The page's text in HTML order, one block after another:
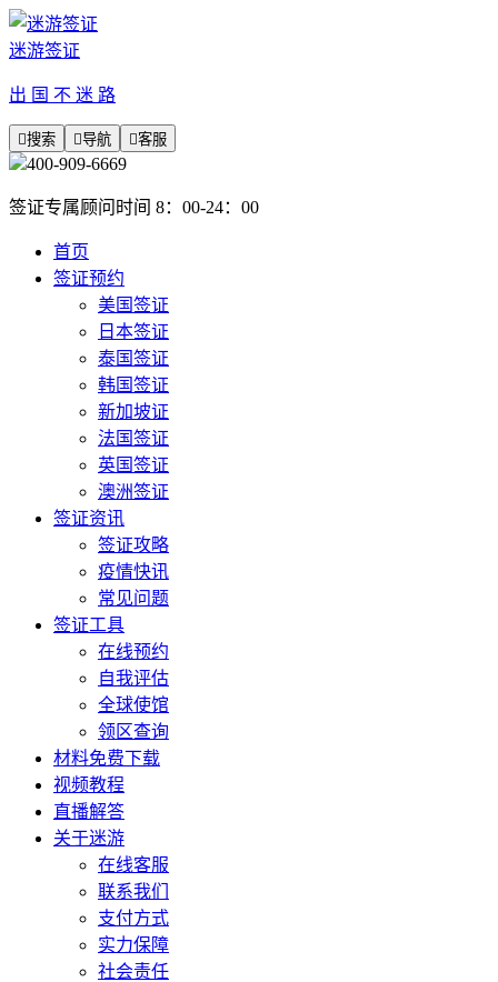
迷游签证
出 国 不 迷 路
搜索 导航 客服
400-909-6669
签证专属顾问时间 8：00-24：00
首页
签证预约
美国签证
日本签证
泰国签证
韩国签证
新加坡证
法国签证
英国签证
澳洲签证
签证资讯
签证攻略
疫情快讯
常见问题
签证工具
在线预约
自我评估
全球使馆
领区查询
材料免费下载
视频教程
直播解答
关于迷游
在线客服
联系我们
支付方式
实力保障
社会责任